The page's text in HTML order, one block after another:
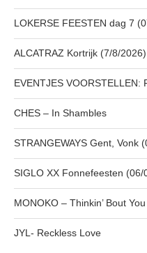
LOKERSE FEESTEN dag 7
ALCATRAZ Kortrijk (7/8/2026)
EVENTJES VOORSTELLEN:
CHES – In Shambles
STRANGEWAYS Gent, Vonk
SIGLO XX Fonnefeesten (06/
MONOKO – Thinkin’ Bout
JYL- Reckless Love